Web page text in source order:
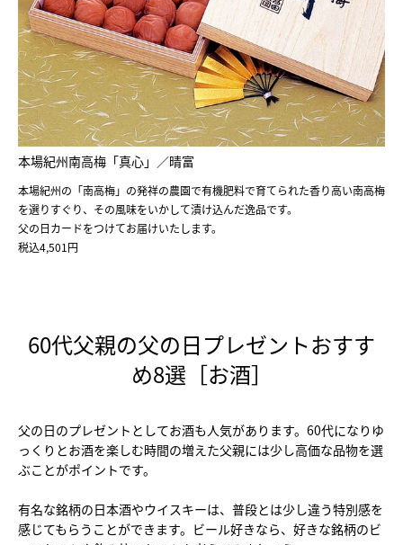
本場紀州南高梅「真心」／晴富
本場紀州の「南高梅」の発祥の農園で有機肥料で育てられた香り高い南高梅
を選りすぐり、その風味をいかして漬け込んだ逸品です。
父の日カードをつけてお届けいたします。
税込4,501円
60代父親の父の日プレゼントおすす
め8選［お酒］
父の日のプレゼントとしてお酒も人気があります。60代になりゆ
っくりとお酒を楽しむ時間の増えた父親には少し高価な品物を選
ぶことがポイントです。
有名な銘柄の日本酒やウイスキーは、普段とは少し違う特別感を
感じてもらうことができます。ビール好きなら、好きな銘柄のビ